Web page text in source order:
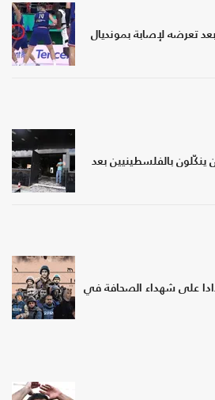
تعرضه لإصابة بمونديال
بالفلسطينيين بعد
حدادا على شهداء الصحافة في